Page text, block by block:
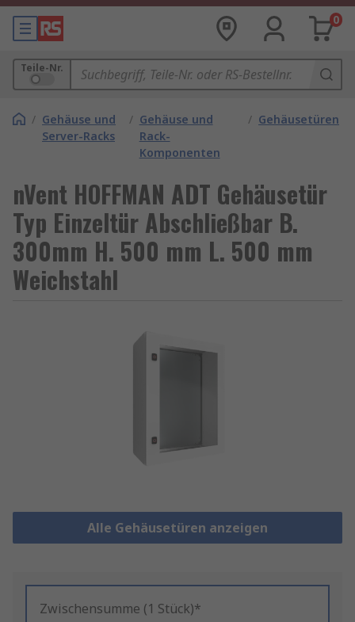
0
Teile-Nr.
/ Gehäuse und
Server-Racks
/ Gehäuse und
Rack-
Komponenten
/ Gehäusetüren
nVent HOFFMAN ADT Gehäusetür
Typ Einzeltür Abschließbar B.
300mm H. 500 mm L. 500 mm
Weichstahl
Alle Gehäusetüren anzeigen
Zwischensumme (1 Stück)*